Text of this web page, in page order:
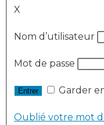
X
Nom d’utilisateur
Mot de passe
Garder
Oublié votre mot